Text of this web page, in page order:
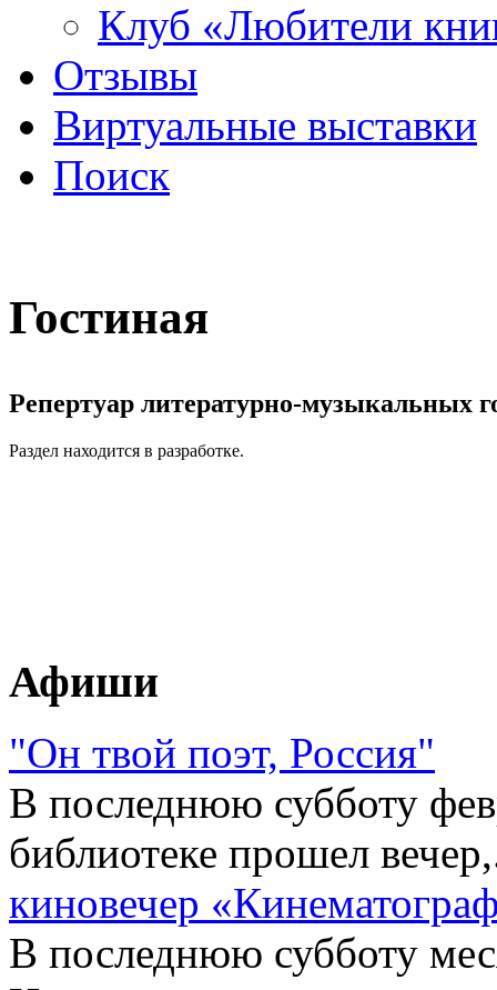
Клуб «Любители
Отзывы
Виртуальные выставки
Поиск
Гостиная
Репертуар литературно-музыкальных
Раздел находится в разработке.
Афиши
"Он твой поэт, Россия"
В последнюю субботу
библиотеке прошел
киновечер
В последнюю субботу